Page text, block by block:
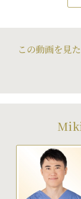
この動画を見